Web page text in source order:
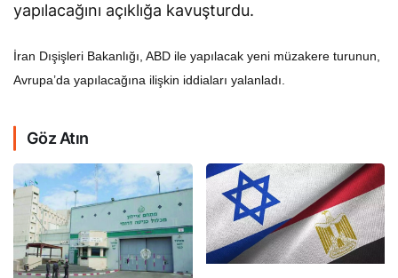
yapılacağını açıklığa kavuşturdu.
İran Dışişleri Bakanlığı, ABD ile yapılacak yeni müzakere turunun,
Avrupa’da yapılacağına ilişkin iddiaları yalanladı.
Göz Atın